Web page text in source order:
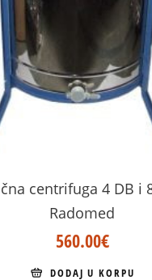
centrifuga 4 DB i
Radomed
560.00€
DODAJ U KORPU